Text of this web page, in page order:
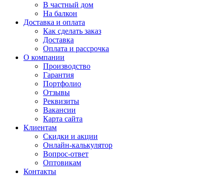
В частный дом
На балкон
Доставка и оплата
Как сделать заказ
Доставка
Оплата и рассрочка
О компании
Производство
Гарантия
Портфолио
Отзывы
Реквизиты
Вакансии
Карта сайта
Клиентам
Скидки и акции
Онлайн-калькулятор
Вопрос-ответ
Оптовикам
Контакты